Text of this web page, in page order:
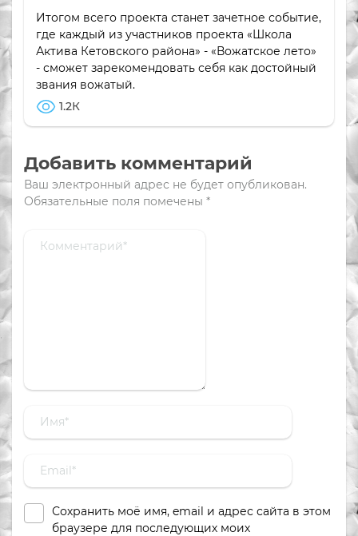
Итогом всего проекта станет зачетное событие,
где каждый из участников проекта «Школа
Актива Кетовского района» - «Вожатское лето»
- сможет зарекомендовать себя как достойный
звания вожатый.
1.2К
Добавить комментарий
Ваш электронный адрес не будет опубликован.
Обязательные поля помечены *
Сохранить моё имя, email и адрес сайта в этом
браузере для последующих моих